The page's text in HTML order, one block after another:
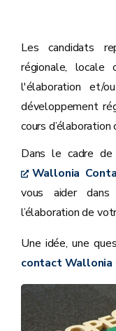
Les candidats
régionale, locale
l'élaboration et/
développement
cours
Dans le cadre de
Wallonia
vous aider
l’élaboration de
Une idée, une
contact Wallonia